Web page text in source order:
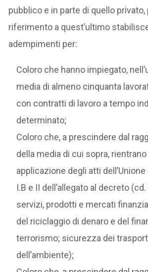
pubblico e in parte di quello
riferimento a quest’ultimo
adempimenti per:
Coloro che hanno impiegato,
media di almeno cinquanta
con contratti di lavoro a tempo
determinato;
Coloro che, a prescindere dal
della media di cui sopra, rientrano
applicazione degli atti
I.B e II dell’allegato al decreto
servizi, prodotti e mercati
del riciclaggio di denaro e del
terrorismo; sicurezza dei
dell’ambiente);